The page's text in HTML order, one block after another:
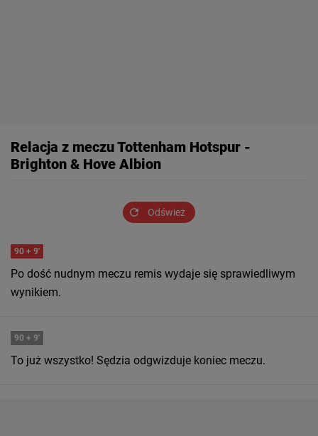
Relacja z meczu Tottenham Hotspur -
Brighton & Hove Albion
Odśwież
90 + 9'
Po dość nudnym meczu remis wydaje się sprawiedliwym
wynikiem.
90 + 9'
To już wszystko! Sędzia odgwizduje koniec meczu.